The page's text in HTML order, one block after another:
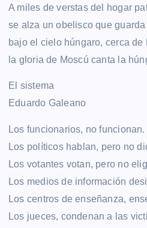
A miles de verstas del hogar
se alza un obelisco que
bajo el cielo húngaro, cerca de
la gloria de Moscú canta la
El sistema
Eduardo Galeano
Los funcionarios, no funcionan.
Los políticos hablan, pero no
Los votantes votan, pero no
Los medios de información
Los centros de enseñanza,
Los jueces, condenan a las